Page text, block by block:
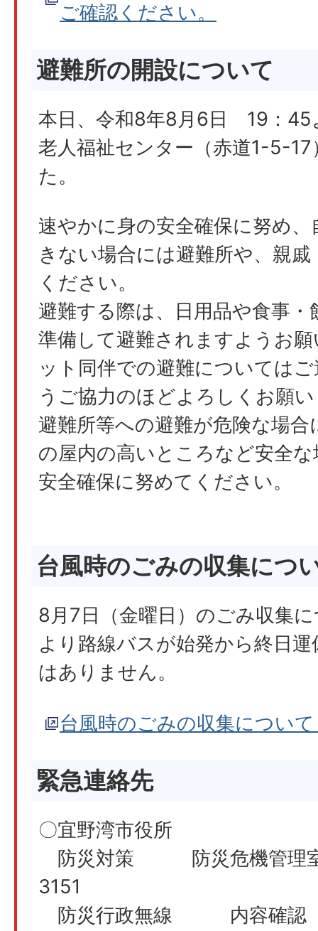
ご確認ください。
避難所の開設について
本日、令和8年8月6日 19：45
老人福祉センター（赤道1-5-
た。
速やかに身の安全確保に努め
きない場合には避難所や、親
ください。
避難する際は、日用品や食事
準備して避難されますようお
ット同伴での避難については
うご協力のほどよろしくお願
避難所等への避難が危険な場
の屋内の高いところなど安全
安全確保に努めてください。
台風時のごみの収集につ
8月7日（金曜日）のごみ収集
より路線バスが始発から終日
はありません。
台風時のごみの収集につい
緊急連絡先
〇宜野湾市役所
防災対策 防災危機管
3151
防災行政無線 内容確